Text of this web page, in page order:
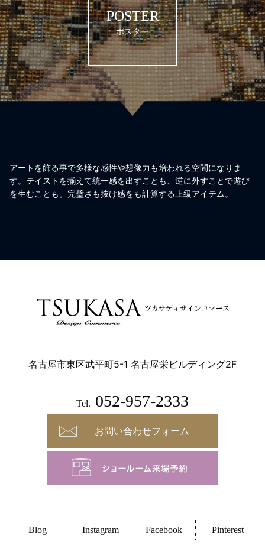
POSTER
ポスター
アートを飾る事で多様な感性や想像力も培われる空間になりま
す。テイストを揃えて統一感を出すことも、逆に外すことで遊び
を生むことも。完璧さも抜け感をも計算する上級アイテム。
名古屋市東区武平町5-1 名古屋栄ビルディング2F
Tel. 052-957-2333
お問い合わせフォーム
Blog Instagram Facebook Pinterest